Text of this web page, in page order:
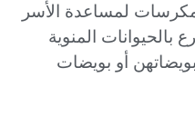
لمساعدة الأسر
بالحيوانات المنوية
أو بويضات